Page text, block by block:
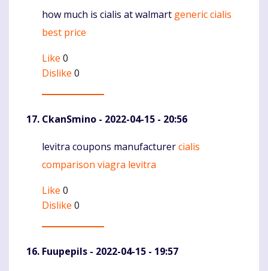
Komentaras
how much is cialis at walmart generic cialis
best price
Like 0
Dislike 0
CkanSmino - 2022-04-15 - 20:56
Komentaras
levitra coupons manufacturercialis
comparison viagra levitra
Like 0
Dislike 0
Fuupepils - 2022-04-15 - 19:57